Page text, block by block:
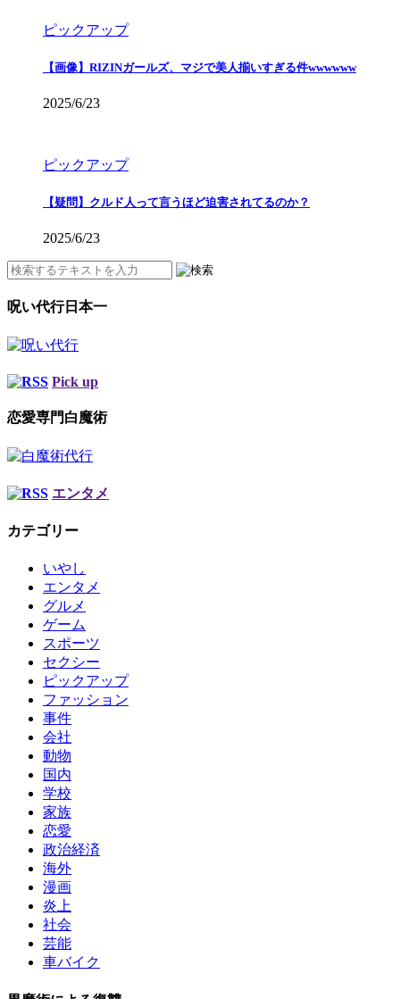
ピックアップ
【画像】RIZINガールズ、マジで美人揃いすぎる件wwwwww
2025/6/23
ピックアップ
【疑問】クルド人って言うほど迫害されてるのか？
2025/6/23
呪い代行日本一
Pick up
恋愛専門白魔術
エンタメ
カテゴリー
いやし
エンタメ
グルメ
ゲーム
スポーツ
セクシー
ピックアップ
ファッション
事件
会社
動物
国内
学校
家族
恋愛
政治経済
海外
漫画
炎上
社会
芸能
車バイク